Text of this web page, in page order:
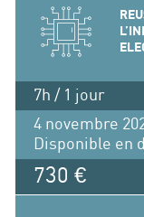
7h / 1 jour
4 novembre
Disponible en
730 €